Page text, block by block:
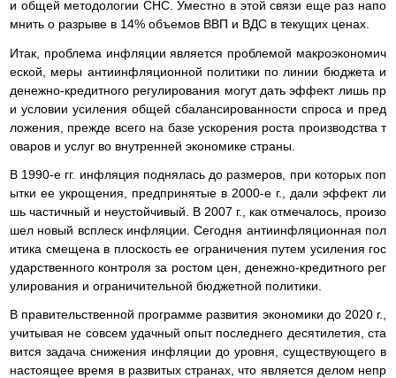
и общей методологии СНС. Уместно в этой связи еще раз напо
мнить о разрыве в 14% объемов ВВП и ВДС в текущих ценах.
Итак, проблема инфляции является проблемой макроэкономич
еской, меры антиинфляционной политики по линии бюджета и
денежно-кредитного регулирования могут дать эффект лишь пр
и условии усиления общей сбалансированности спроса и пред
ложения, прежде всего на базе ускорения роста производства т
оваров и услуг во внутренней экономике страны.
В 1990-е гг. инфляция поднялась до размеров, при которых поп
ытки ее укрощения, предпринятые в 2000-е г., дали эффект ли
шь частичный и неустойчивый. В 2007 г., как отмечалось, произо
шел новый всплеск инфляции. Сегодня антиинфляционная пол
итика смещена в плоскость ее ограничения путем усиления гос
ударственного контроля за ростом цен, денежно-кредитного рег
улирования и ограничительной бюджетной политики.
В правительственной программе развития экономики до 2020 г.,
учитывая не совсем удачный опыт последнего десятилетия, ста
вится задача снижения инфляции до уровня, существующего в
настоящее время в развитых странах, что является делом непр